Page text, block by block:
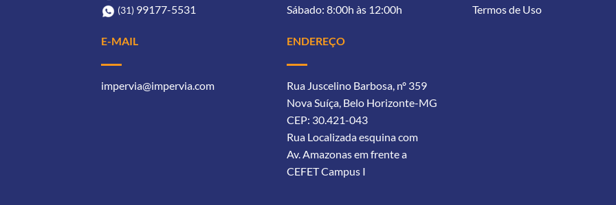
(31) 99177-5531ㅤㅤ
E-MAIL
impervia@impervia.com
Sábado: 8:00h às 12:00h
ENDEREÇO
Rua Juscelino Barbosa, nº 359
Nova Suíça, Belo Horizonte-MG
CEP: 30.421-043
Rua Localizada esquina com
Av. Amazonasem frente a
CEFET Campus I
Termos de Uso